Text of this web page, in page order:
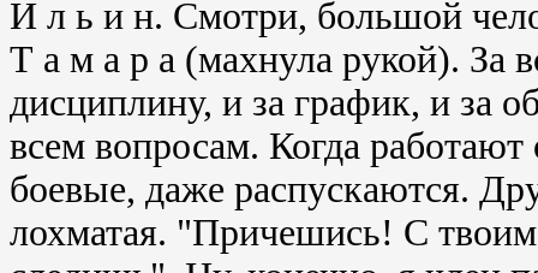
И л ь и н. Смотри, большой
Т а м а р а (махнула рукой). За
дисциплину, и за график, и за
всем вопросам. Когда
боевые, даже распускаются.
лохматая. "Причешись! С